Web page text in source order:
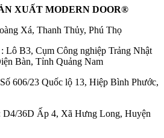
XUẤT MODERN DOOR®
Xá, Thanh Thủy, Phú Thọ
B3, Cụm Công nghiệp Trảng Nhật
Bàn, Tỉnh Quảng Nam
606/23 Quốc lộ 13, Hiệp Bình Phước,
36D Ấp 4, Xã Hưng Long, Huyện